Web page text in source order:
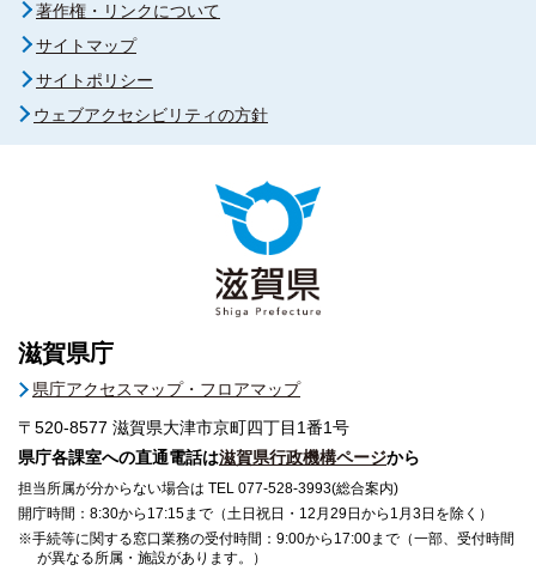
著作権・リンクについて
サイトマップ
サイトポリシー
ウェブアクセシビリティの方針
滋賀県庁
県庁アクセスマップ・フロアマップ
〒520-8577 滋賀県大津市京町四丁目1番1号
県庁各課室への直通電話は滋賀県行政機構ページから
担当所属が分からない場合は TEL 077-528-3993(総合案内)
開庁時間：8:30から17:15まで（土日祝日・12月29日から1月3日を除く）
※手続等に関する窓口業務の受付時間：9:00から17:00まで（一部、受付時間
が異なる所属・施設があります。）